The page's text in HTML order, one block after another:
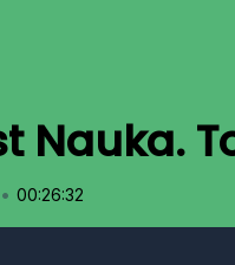
Nauka.
• 00:26:32